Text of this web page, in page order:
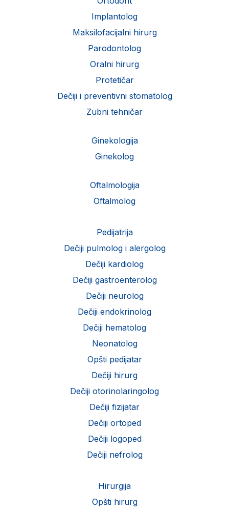
Implantolog
Maksilofacijalni hirurg
Parodontolog
Oralni hirurg
Protetičar
Dečiji i preventivni stomatolog
Zubni tehničar
Ginekologija
Ginekolog
Oftalmologija
Oftalmolog
Pedijatrija
Dečiji pulmolog i alergolog
Dečiji kardiolog
Dečiji gastroenterolog
Dečiji neurolog
Dečiji endokrinolog
Dečiji hematolog
Neonatolog
Opšti pedijatar
Dečiji hirurg
Dečiji otorinolaringolog
Dečiji fizijatar
Dečiji ortoped
Dečiji logoped
Dečiji nefrolog
Hirurgija
Opšti hirurg